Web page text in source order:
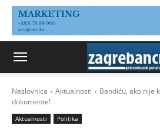
Naslovnica Aktualnosti
Bandiću, ako nije
dokumente!
Aktualnosti Politika